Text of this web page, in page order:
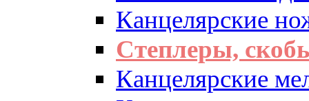
Канцелярские
Степлеры,
Канцелярские